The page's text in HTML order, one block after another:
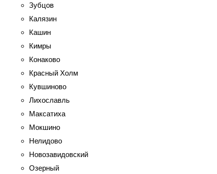
Зубцов
Калязин
Кашин
Кимры
Конаково
Красный Холм
Кувшиново
Лихославль
Максатиха
Мокшино
Нелидово
Новозавидовский
Озерный